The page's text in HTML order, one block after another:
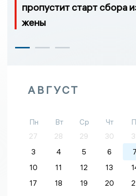
пропустит старт сбора
жены
АВГУСТ
Пн Вт Ср Чт
27
28 29 30
3
4 5 6 7
10
11 12 13
17
18 19 20